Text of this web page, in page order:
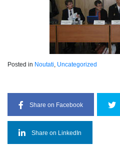
Posted in Noutati, Uncategorized
Share on Facebook
Share on LinkedIn